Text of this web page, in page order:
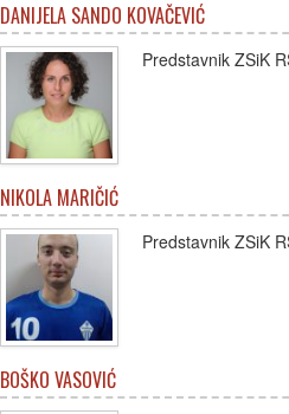
DANIJELA SANDO KOVAČEVIĆ
Predstavnik ZSiK
NIKOLA MARIČIĆ
Predstavnik ZSiK
BOŠKO VASOVIĆ